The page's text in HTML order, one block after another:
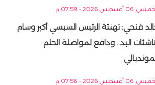
06 أغسطس 2026 - 07:59 م
فتحي: تهنئة الرئيس السيسي أكبر وسام
اليد.. ودافع لمواصلة الحلم
06 أغسطس 2026 - 07:56 م